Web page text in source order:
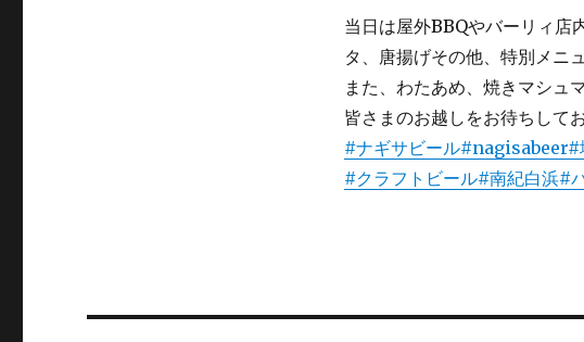
当日は屋外BBQやバーリィ店
タ、唐揚げその他、特別メニ
また、わたあめ、焼きマシュ
皆さまのお越しをお待ちして
#ナギサビール#nagisabeer#
#クラフトビール#南紀白浜#